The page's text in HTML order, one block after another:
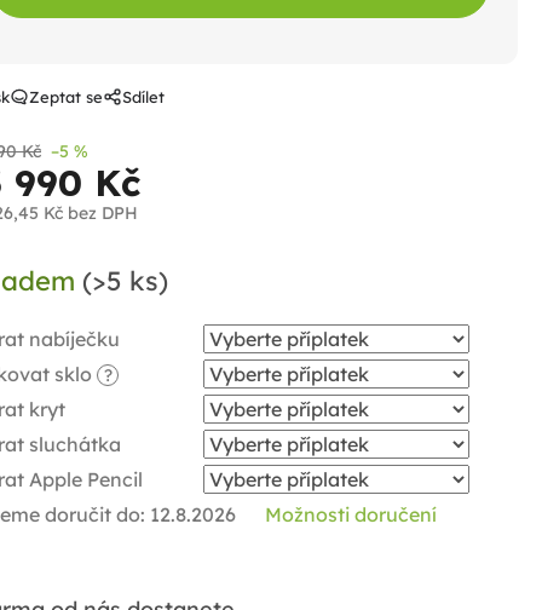
Kč –5 %
990 Kč
Kč bez DPH
(>5 ks)
nabíječku
sklo
?
kryt
sluchátka
Apple Pencil
doručit do: 12.8.2026 Možnosti doručení
Zeptat se Sdílet